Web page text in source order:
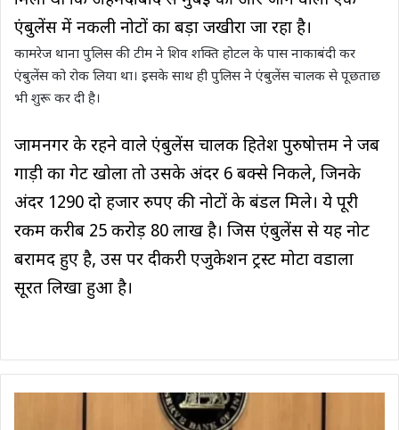
एंबुलेंस में नकली नोटों का बड़ा जखीरा जा रहा है।
कामरेज थाना पुलिस की टीम ने शिव शक्ति होटल के पास नाकाबंदी कर
एंबुलेंस को रोक लिया था। इसके साथ ही पुलिस ने एंबुलेंस चालक से पूछताछ
भी शुरू कर दी है।
जामनगर के रहने वाले एंबुलेंस चालक हितेश पुरुषोत्तम ने जब
गाड़ी का गेट खोला तो उसके अंदर 6 बक्से निकले, जिनके
अंदर 1290 दो हजार रुपए की नोटों के बंडल मिले। ये पूरी
रकम करीब 25 करोड़ 80 लाख है। जिस एंबुलेंस से यह नोट
बरामद हुए है, उस पर दीकरी एजुकेशन ट्रस्ट मोटा वडाला
सूरत लिखा हुआ है।